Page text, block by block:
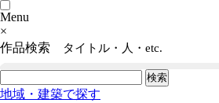
Menu
×
作品検索
タイトル・人・etc.
地域・建築で探す